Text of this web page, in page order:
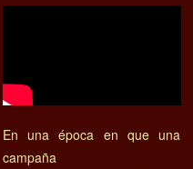
En una época en que una
campaña